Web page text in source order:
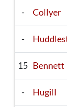
- Collyer
-
15 Bennett
- Hugill